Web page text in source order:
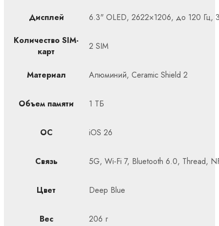
Дисплей 6.3" OLED, 2622×1206, до 120 Гц,
Количество SIM-
карт
2 SIM
Материал Алюминий, Ceramic Shield 2
Объем памяти 1 ТБ
ОС iOS 26
Связь 5G, Wi-Fi 7, Bluetooth 6.0, Thread,
Цвет Deep Blue
Вес 206 г